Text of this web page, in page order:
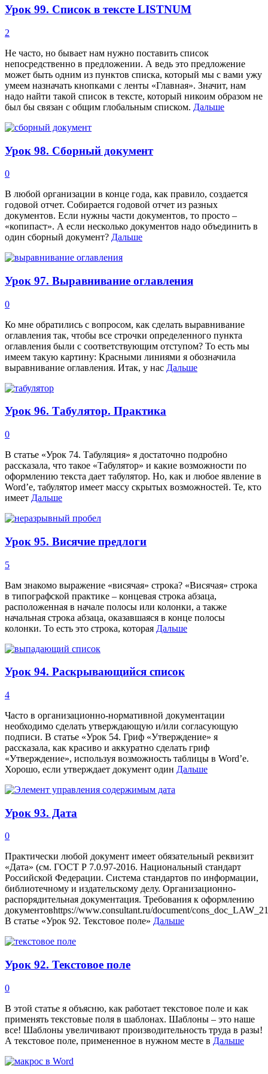
Урок 99. Список в тексте LISTNUM
2
Не часто, но бывает нам нужно поставить список
непосредственно в предложении. А ведь это предложение
может быть одним из пунктов списка, который мы с вами ужу
умеем назначать кнопками с ленты «Главная». Значит, нам
надо найти такой список в тексте, который никоим образом не
был бы связан с общим глобальным списком. Дальше
Урок 98. Сборный документ
0
В любой организации в конце года, как правило, создается
годовой отчет. Собирается годовой отчет из разных
документов. Если нужны части документов, то просто –
«копипаст». А если несколько документов надо объединить в
один сборный документ? Дальше
Урок 97. Выравнивание оглавления
0
Ко мне обратились с вопросом, как сделать выравнивание
оглавления так, чтобы все строчки определенного пункта
оглавления были с соответствующим отступом? То есть мы
имеем такую картину: Красными линиями я обозначила
выравнивание оглавления. Итак, у нас Дальше
Урок 96. Табулятор. Практика
0
В статье «Урок 74. Табуляция» я достаточно подробно
рассказала, что такое «Табулятор» и какие возможности по
оформлению текста дает табулятор. Но, как и любое явление в
Word’е, табулятор имеет массу скрытых возможностей. Те, кто
имеет Дальше
Урок 95. Висячие предлоги
5
Вам знакомо выражение «висячая» строка? «Висячая» строка
в типографской практике – концевая строка абзаца,
расположенная в начале полосы или колонки, а также
начальная строка абзаца, оказавшаяся в конце полосы
колонки. То есть это строка, которая Дальше
Урок 94. Раскрывающийся список
4
Часто в организационно-нормативной документации
необходимо сделать утверждающую и/или согласующую
подписи. В статье «Урок 54. Гриф «Утверждение» я
рассказала, как красиво и аккуратно сделать гриф
«Утверждение», используя возможность таблицы в Word’е.
Хорошо, если утверждает документ один Дальше
Урок 93. Дата
0
Практически любой документ имеет обязательный реквизит
«Дата» (см. ГОСТ Р 7.0.97-2016. Национальный стандарт
Российской Федерации. Система стандартов по информации,
библиотечному и издательскому делу. Организационно-
распорядительная документация. Требования к оформлению
документовhttps://www.consultant.ru/document/
В статье «Урок 92. Текстовое поле» Дальше
Урок 92. Текстовое поле
0
В этой статье я объясню, как работает текстовое поле и как
применять текстовые поля в шаблонах. Шаблоны – это наше
все! Шаблоны увеличивают производительность труда в разы!
А текстовое поле, примененное в нужном месте в Дальше